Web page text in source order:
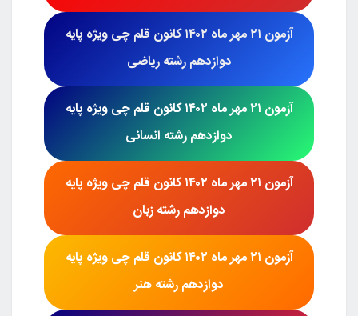
آزمون ۲۱ مهر ماه ۱۴۰۲ کانون قلم چی
ویژه پایه
دوازدهم رشته ریاضی
آزمون ۲۱ مهر ماه ۱۴۰۲ کانون قلم چی
ویژه پایه
دوازدهم رشته انسانی
آزمون ۲۱ مهر ماه ۱۴۰۲ کانون قلم چی
ویژه پایه
دوازدهم رشته زبان
آزمون ۲۱ مهر ماه ۱۴۰۲ کانون قلم چی
ویژه پایه
دوازدهم رشتههنر